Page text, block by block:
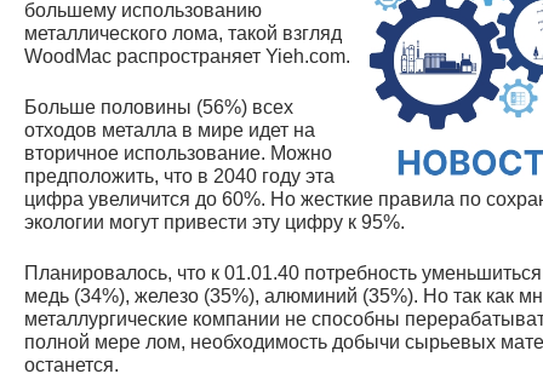
большему использованию
металлического лома, такой взгляд
WoodMac распространяет Yieh.com.
Больше половины (56%) всех
отходов металла в мире идет на
вторичное использование. Можно
предположить, что в 2040 году эта
цифра увеличится до 60%. Но жесткие правила по
экологии могут привести эту цифру к 95%.
Планировалось, что к 01.01.40 потребность
медь (34%), железо (35%), алюминий (35%). Но так как
металлургические компании не способны
полной мере лом, необходимость добычи сырьевых
останется.